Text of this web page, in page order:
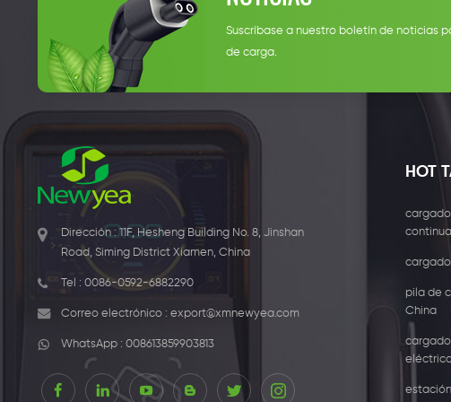
Suscríbase a nuestro boletín de noticias
de carga.
Dirección : 11F, Hesheng Building No. 8, Jinshan
Road, Siming District Xiamen, China
Tel : 0086-0592-6882290
Correo electrónico : export@xmnewyea.com
WhatsApp : 008613859903813
HOT
continua
pila de
China